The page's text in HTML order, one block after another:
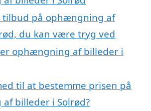
tilbud på ophængning af
du kan være tryg ved
ophængning af billeder i
til at bestemme prisen på
billeder i Solrød?